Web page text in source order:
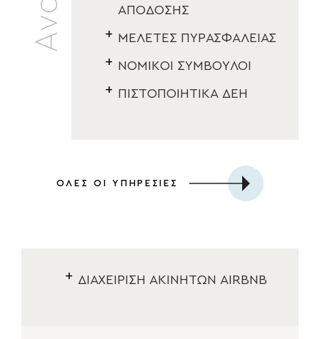
ΑΠΟΔΟΣΗΣ
ΜΕΛΕΤΕΣ ΠΥΡΑΣΦΑΛΕΙΑΣ
ΝΟΜΙΚΟΙ ΣΥΜΒΟΥΛΟΙ
ΠΙΣΤΟΠΟΙΗΤΙΚΑ ΔΕΗ
ΟΛΕΣ ΟΙ ΥΠΗΡΕΣΙΕΣ
ΔΙΑΧΕΙΡΙΣΗ ΑΚΙΝΗΤΩΝ AIRBNB